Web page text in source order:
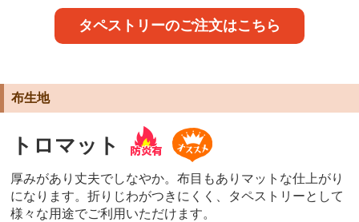
タペストリーのご注文はこちら
布生地
トロマット
厚みがあり丈夫でしなやか。布目もありマットな仕上がり
になります。折りじわがつきにくく、タペストリーとして
様々な用途でご利用いただけます。